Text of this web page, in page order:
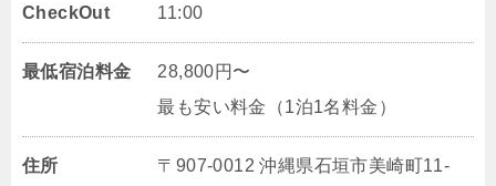
CheckOut 11:00
最低宿泊料金
28,800円〜
最も安い料金（1泊1名料金）
住所
〒907-0012 沖縄県石垣市美崎町11‐